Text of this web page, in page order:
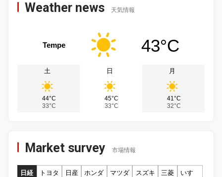
Weather news 天気情報
Tempe 43°C
土
44°C
33°C
日
45°C
33°C
月
41°C
32°C
Market survey 市場情報
日経 トヨタ 日産 ホンダ マツダ スズキ 三菱
いすゞ